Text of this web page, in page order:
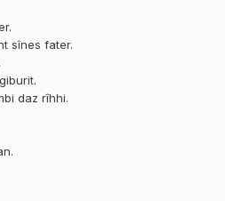
sînes fater.
daz rîhhi.